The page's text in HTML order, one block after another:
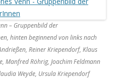
– Gruppenbild der
hinten beginnend von links nach
Reiner Kriependorf, Klaus
Manfred Röhrig, Joachim Feldmann
Weyde, Ursula Kriependorf